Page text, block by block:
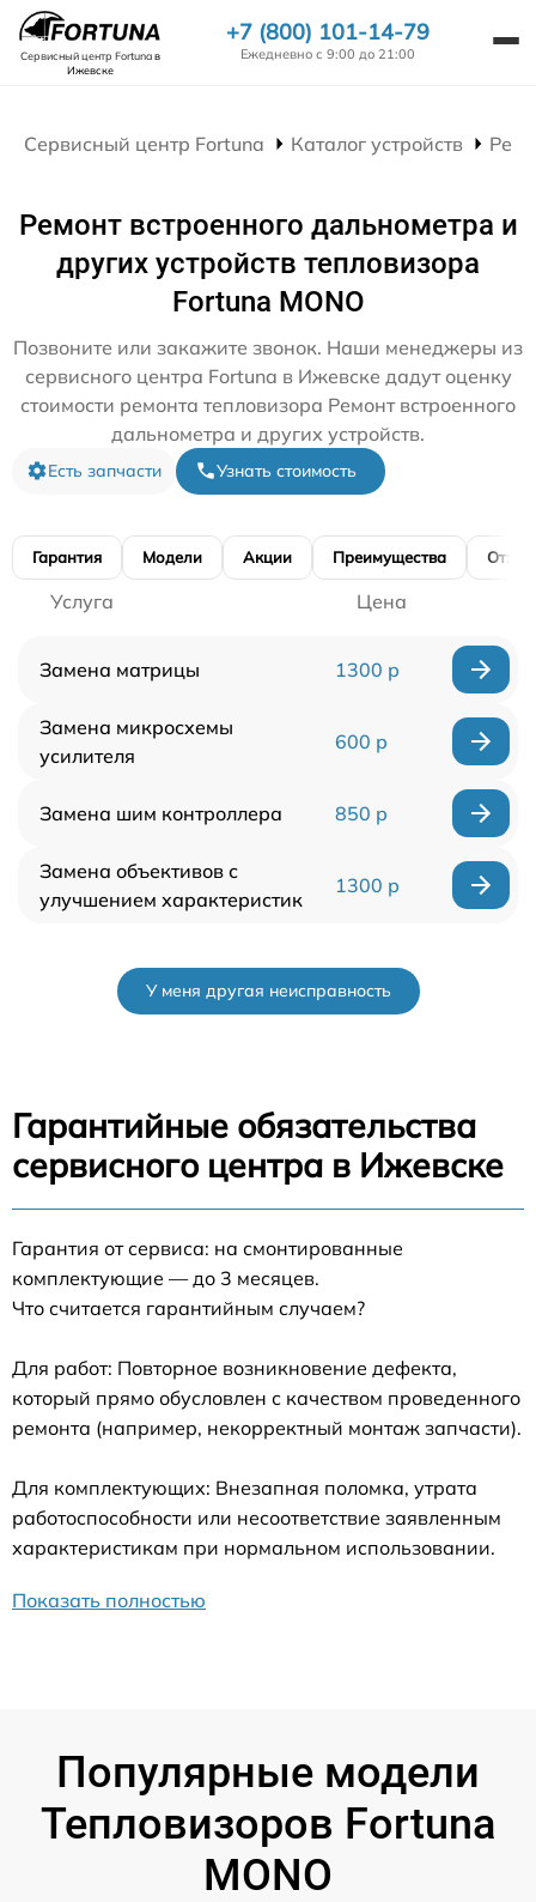
Сервисный центр Fortunaв
Ижевске
+7 (800) 101-14-79
Ежедневно с 9:00 до 21:00
Сервисный центр Fortuna Каталог устройств
Ремонт встроенного дальнометра и
других устройств тепловизора
Fortuna MONO
Позвоните или закажите звонок. Наши менеджеры из
сервисного центра Fortuna в Ижевске дадут оценку
стоимости ремонта тепловизора Ремонт встроенного
дальнометра и других устройств.
Есть запчасти Узнать стоимость
Гарантия Модели Акции Преимущества
Услуга Цена
Замена матрицы 1300 р
Замена микросхемы
усилителя
600 р
Замена шим контроллера 850 р
Замена объективов с
улучшением характеристик
1300 р
У меня другая неисправность
Гарантийные обязательства
сервисного центра в Ижевске
Гарантия от сервиса: на смонтированные
комплектующие — до 3 месяцев.
Что считается гарантийным случаем?
Для работ: Повторное возникновение дефекта,
который прямо обусловлен с качеством проведенного
ремонта (например, некорректный монтаж запчасти).
Для комплектующих: Внезапная поломка, утрата
работоспособности или несоответствие заявленным
характеристикам при нормальном использовании.
Показать полностью
Популярные модели
Тепловизоров Fortuna
MONO